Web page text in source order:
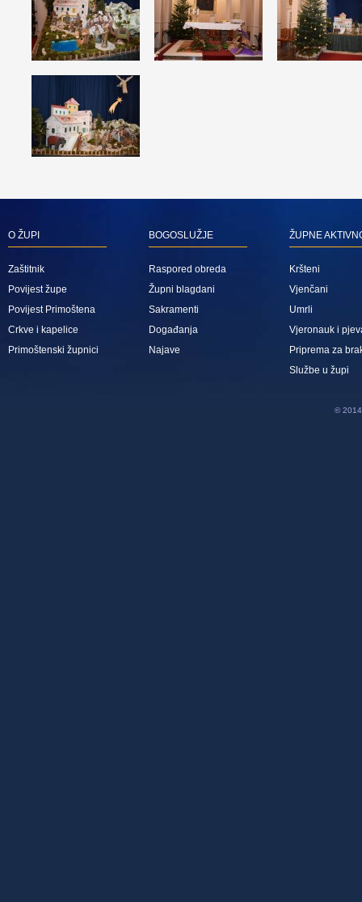
O ŽUPI
Zaštitnik
Povijest župe
Povijest Primoštena
Crkve i kapelice
Primoštenski župnici
BOGOSLUŽJE
Raspored obreda
Župni blagdani
Sakramenti
Događanja
Najave
ŽUPNE
Kršteni
Vjenčani
Umrli
Vjeronauk i
Priprema za
Službe u župi
© 2014